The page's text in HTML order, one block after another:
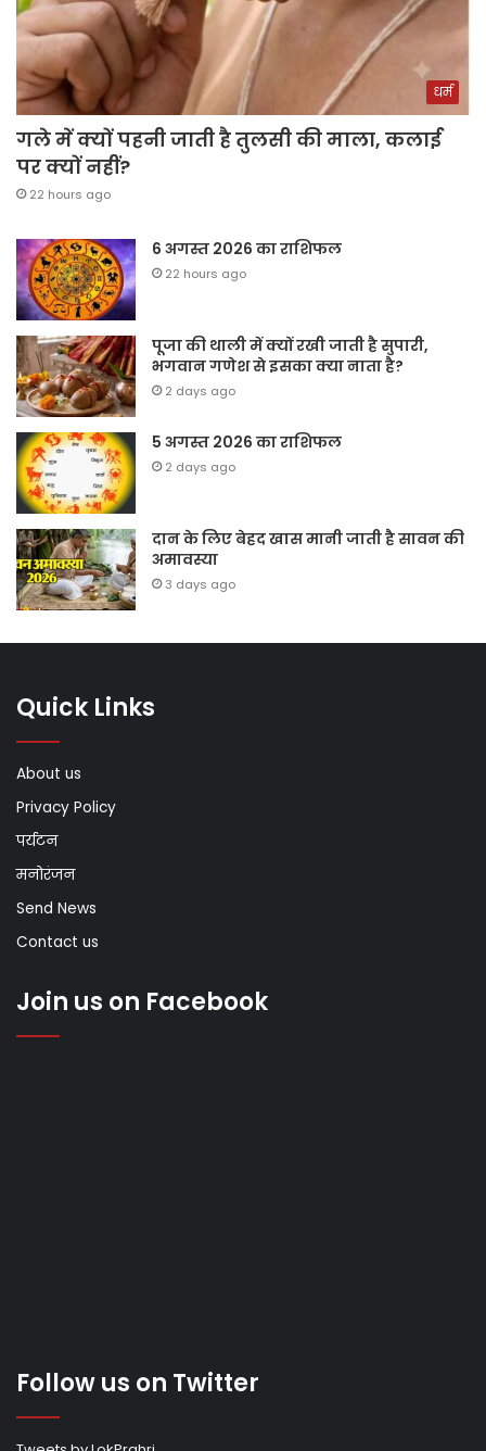
धर्म
गले में क्यों पहनी जाती है तुलसी की माला, कलाई
पर क्यों नहीं?
22 hours ago
6 अगस्त 2026 का राशिफल
22 hours ago
पूजा की थाली में क्यों रखी जाती है सुपारी,
भगवान गणेश से इसका क्या नाता है?
2 days ago
5 अगस्त 2026 का राशिफल
2 days ago
दान के लिए बेहद खास मानी जाती है सावन की
अमावस्या
3 days ago
Quick Links
About us
Privacy Policy
पर्यटन
मनोरंजन
Send News
Contact us
Join us on Facebook
Follow us on Twitter